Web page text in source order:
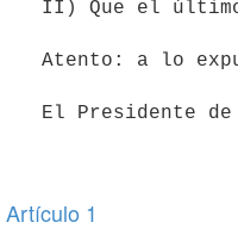
Artículo 1